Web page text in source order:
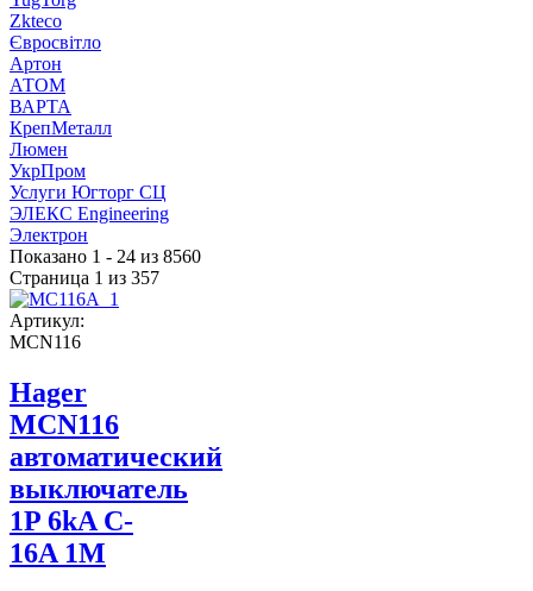
Zkteco
Євросвітло
Артон
АТОМ
ВАРТА
КрепМеталл
Люмен
УкрПром
Услуги Югторг СЦ
ЭЛЕКС Engineering
Электрон
Показано 1 - 24 из 8560
Страница 1 из 357
Артикул:
MCN116
Hager
MCN116
автоматический
выключатель
1P 6kA C-
16A 1M